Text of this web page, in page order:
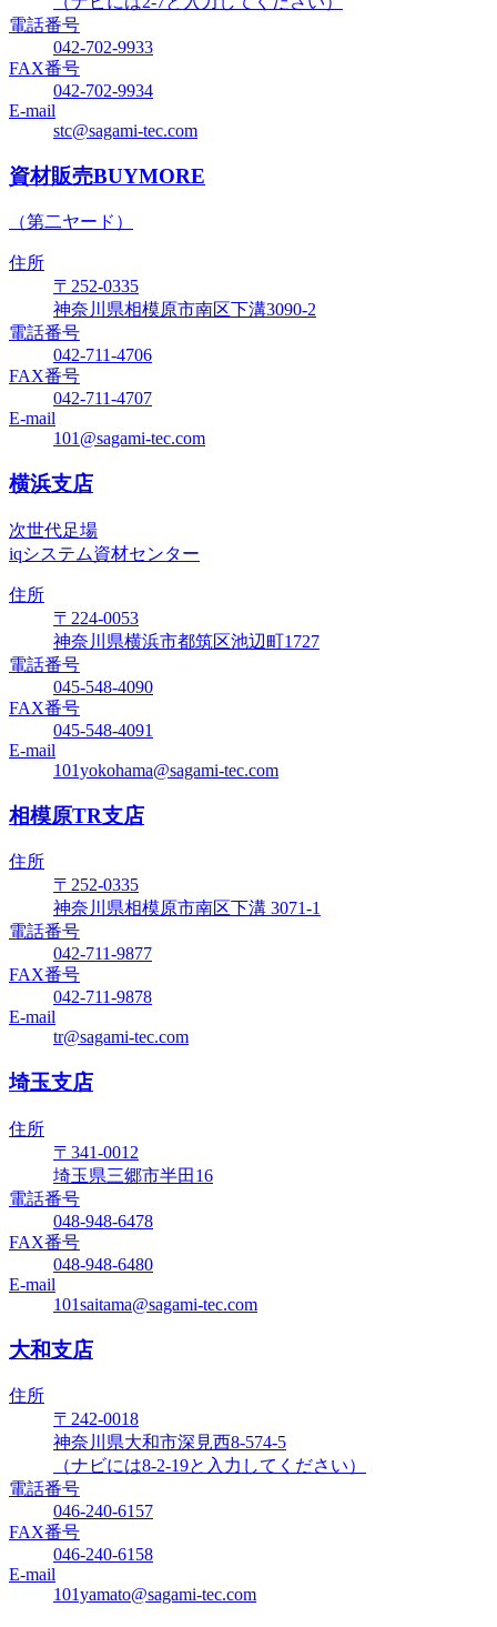
電話番号
042-702-9933
FAX番号
042-702-9934
E-mail
stc@sagami-tec.com
資材販売BUYMORE
（第二ヤード）
住所
〒252-0335
神奈川県相模原市南区下溝3090-2
電話番号
042-711-4706
FAX番号
042-711-4707
E-mail
101@sagami-tec.com
横浜支店
次世代足場
iqシステム資材センター
住所
〒224-0053
神奈川県横浜市都筑区池辺町1727
電話番号
045-548-4090
FAX番号
045-548-4091
E-mail
101yokohama@sagami-tec.com
相模原TR支店
住所
〒252-0335
神奈川県相模原市南区下溝 3071-1
電話番号
042-711-9877
FAX番号
042-711-9878
E-mail
tr@sagami-tec.com
埼玉支店
住所
〒341-0012
埼玉県三郷市半田16
電話番号
048-948-6478
FAX番号
048-948-6480
E-mail
101saitama@sagami-tec.com
大和支店
住所
〒242-0018
神奈川県大和市深見西8-574-5
（ナビには8-2-19と入力してください）
電話番号
046-240-6157
FAX番号
046-240-6158
E-mail
101yamato@sagami-tec.com